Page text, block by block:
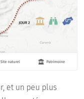
et un peu plus